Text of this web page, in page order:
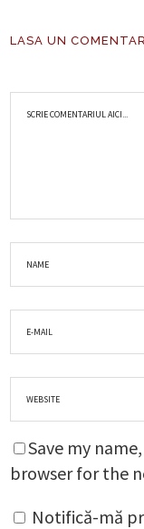
LASA UN
Save my
browser for the
Notifică-mă